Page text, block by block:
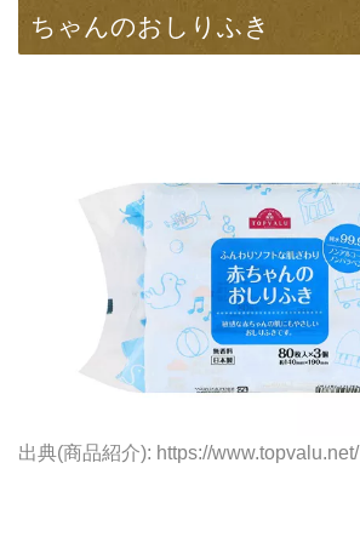
ちゃんのおしりふき
出典(商品紹介): https://www.topvalu.net/